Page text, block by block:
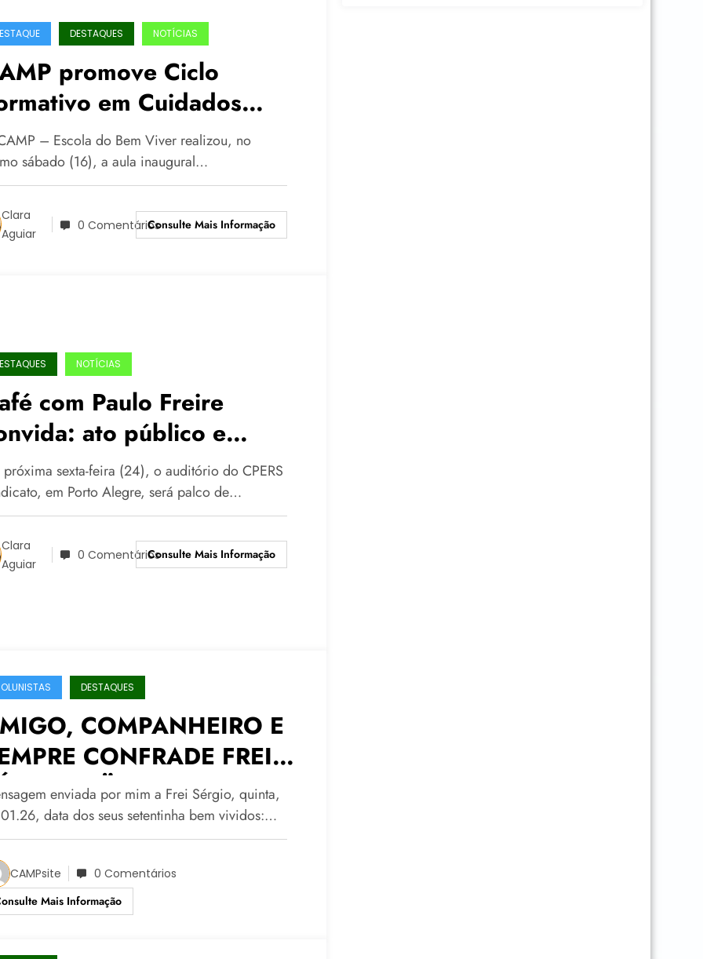
DESTAQUES NOTÍCIAS
promove Ciclo
em Cuidados
diante do avanço
Big Techs e da IA
– Escola do Bem Viver realizou, no
sábado (16), a aula inaugural…
Clara
Aguiar
0 ComentáriosConsulte Mais Informação
NOTÍCIAS
com Paulo Freire
ato público e
na sexta-feira
no CPERS Sindicato
sexta-feira (24), o auditório do CPERS
em Porto Alegre, será palco de…
Clara
Aguiar
0 ComentáriosConsulte Mais Informação
DESTAQUES
COMPANHEIRO E
CONFRADE FREI
GÖRGEN
enviada por mim a Frei Sérgio, quinta,
data dos seus setentinha bem vividos:…
CAMPsite
0 Comentários
Mais Informação